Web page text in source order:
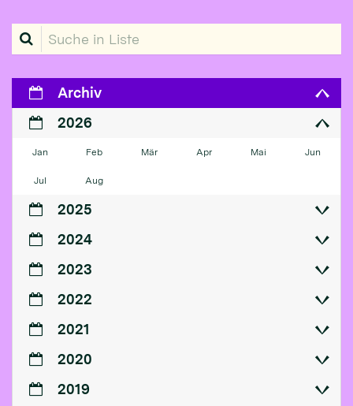
Suche in Liste
Archiv
2026
Jan Feb Mär Apr Mai Jun
Jul Aug
2025
2024
2023
2022
2021
2020
2019